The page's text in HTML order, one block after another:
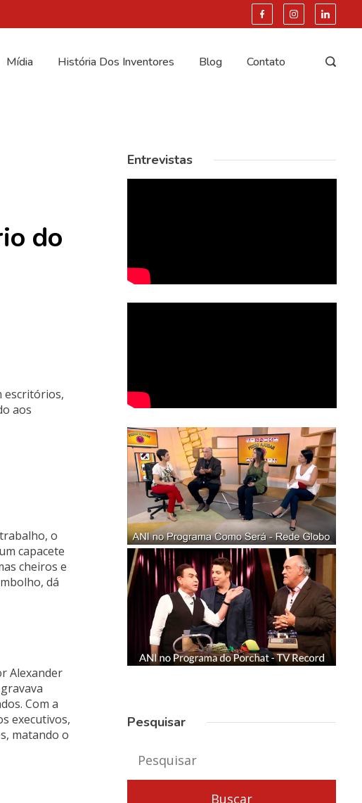
Mídia História Dos Inventores Blog Contato
do
escritórios,
aos
o
capacete
cheiros e
dá
Alexander
Com a
executivos,
matando o
Entrevistas
Pesquisar